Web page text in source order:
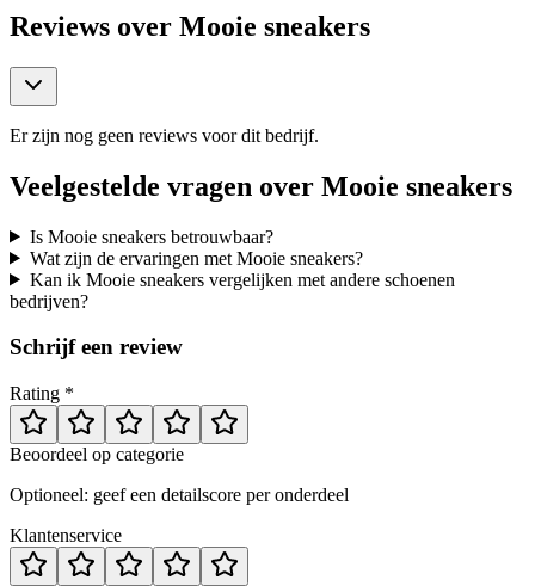
Reviews over Mooie sneakers
Er zijn nog geen reviews voor dit bedrijf.
Veelgestelde vragen over Mooie sneakers
Is Mooie sneakers betrouwbaar?
Wat zijn de ervaringen met Mooie sneakers?
Kan ik Mooie sneakers vergelijken met andere schoenen
bedrijven?
Schrijf een review
Rating *
Beoordeel op categorie
Optioneel: geef een detailscore per onderdeel
Klantenservice